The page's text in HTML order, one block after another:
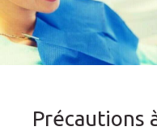
Précautions